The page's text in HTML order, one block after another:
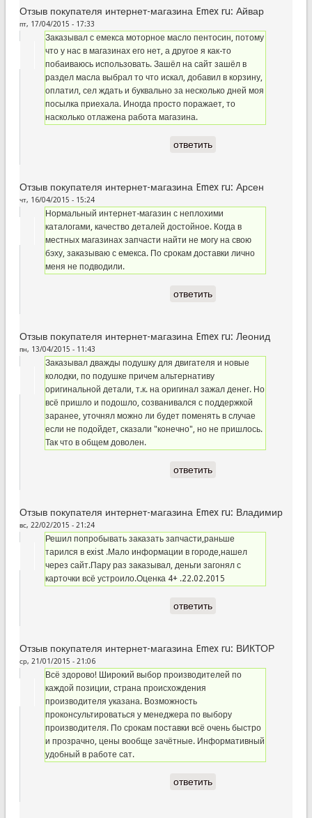
Отзыв покупателя интернет-магазина Emex ru: Айвар
пт, 17/04/2015 - 17:33
Заказывал с емекса моторное масло пентосин, потому
что у нас в магазинах его нет, а другое я как-то
побаиваюсь использовать. Зашёл на сайт зашёл в
раздел масла выбрал то что искал, добавил в корзину,
оплатил, сел ждать и буквально за несколько дней моя
посылка приехала. Иногда просто поражает, то
насколько отлажена работа магазина.
ответить
Отзыв покупателя интернет-магазина Emex ru: Арсен
чт, 16/04/2015 - 15:24
Нормальный интернет-магазин с неплохими
каталогами, качество деталей достойное. Когда в
местных магазинах запчасти найти не могу на свою
бэху, заказываю с емекса. По срокам доставки лично
меня не подводили.
ответить
Отзыв покупателя интернет-магазина Emex ru: Леонид
пн, 13/04/2015 - 11:43
Заказывал дважды подушку для двигателя и новые
колодки, по подушке причем альтернативу
оригинальной детали, т.к. на оригинал зажал денег. Но
всё пришло и подошло, созванивался с поддержкой
заранее, уточнял можно ли будет поменять в случае
если не подойдет, сказали "конечно", но не пришлось.
Так что в общем доволен.
ответить
Отзыв покупателя интернет-магазина Emex ru: Владимир
вс, 22/02/2015 - 21:24
Решил попробывать заказать запчасти,раньше
тарился в exist .Мало информации в городе,нашел
через сайт.Пару раз заказывал, деньги загонял с
карточки всё устроило.Оценка 4+ .22.02.2015
ответить
Отзыв покупателя интернет-магазина Emex ru: ВИКТОР
ср, 21/01/2015 - 21:06
Всё здорово! Широкий выбор производителей по
каждой позиции, страна происхождения
производителя указана. Возможность
проконсультироваться у менеджера по выбору
производителя. По срокам поставки всё очень быстро
и прозрачно, цены вообще зачётные. Информативный
удобный в работе сат.
ответить